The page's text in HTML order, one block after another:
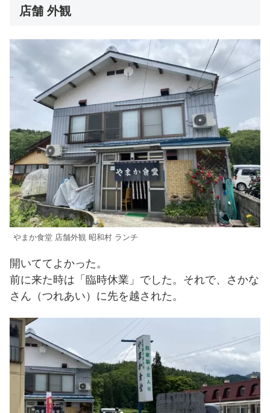
店舗 外観
やまか食堂 店舗外観 昭和村 ランチ
開いててよかった。
前に来た時は「臨時休業」でした。それで、さかな
さん（つれあい）に先を越された。